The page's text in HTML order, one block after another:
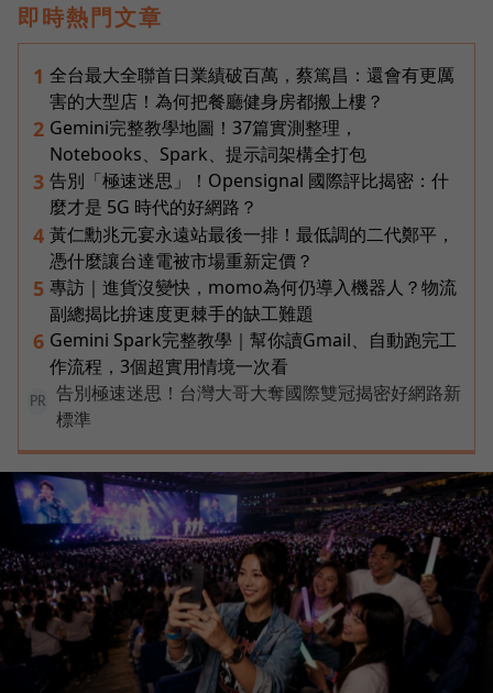
即時熱門文章
1 全台最大全聯首日業績破百萬，蔡篤昌：還會有更厲
害的大型店！為何把餐廳健身房都搬上樓？
2 Gemini完整教學地圖！37篇實測整理，
Notebooks、Spark、提示詞架構全打包
3 告別「極速迷思」！Opensignal 國際評比揭密：什
麼才是 5G 時代的好網路？
4 黃仁勳兆元宴永遠站最後一排！最低調的二代鄭平，
憑什麼讓台達電被市場重新定價？
5 專訪｜進貨沒變快，momo為何仍導入機器人？物流
副總揭比拚速度更棘手的缺工難題
6 Gemini Spark完整教學｜幫你讀Gmail、自動跑完工
作流程，3個超實用情境一次看
PR
告別極速迷思！台灣大哥大奪國際雙冠揭密好網路新
標準